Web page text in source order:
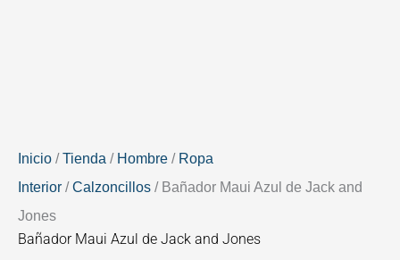
Inicio /Tienda / Hombre / Ropa
Interior /Calzoncillos / Bañador Maui Azul de Jack and
Jones
Bañador Maui Azul de Jack and Jones